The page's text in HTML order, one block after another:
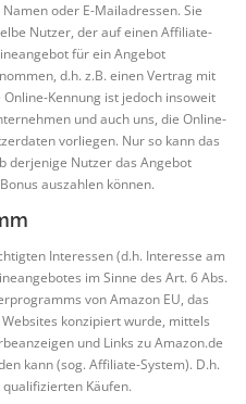
oder E-Mailadressen. Sie
Nutzer, der auf einen Affiliate-
für ein Angebot
d.h. z.B. einen Vertrag mit
Kennung ist jedoch insoweit
und auch uns, die Online-
vorliegen. Nur so kann das
derjenige Nutzer das Angebot
auszahlen können.
Interessen (d.h. Interesse am
im Sinne des Art. 6 Abs.
von Amazon EU, das
konzipiert wurde, mittels
und Links zu Amazon.de
kann (sog. Affiliate-System). D.h.
Käufen.